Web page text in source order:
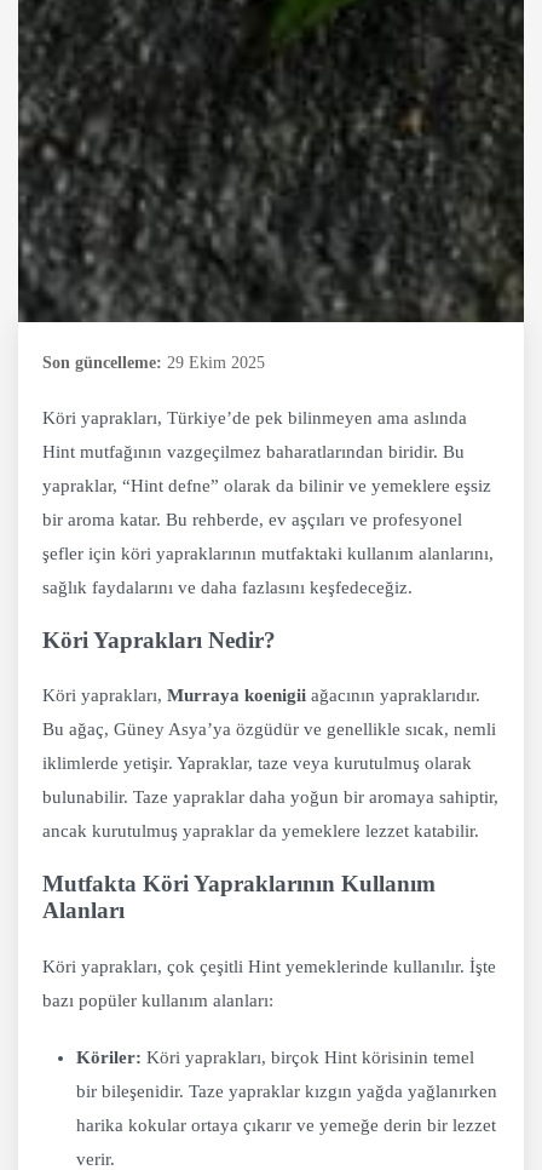
Son güncelleme: 29 Ekim 2025
Köri yaprakları, Türkiye’de pek bilinmeyen ama aslında
Hint mutfağının vazgeçilmez baharatlarından biridir. Bu
yapraklar, “Hint defne” olarak da bilinir ve yemeklere eşsiz
bir aroma katar. Bu rehberde, ev aşçıları ve profesyonel
şefler için köri yapraklarının mutfaktaki kullanım alanlarını,
sağlık faydalarını ve daha fazlasını keşfedeceğiz.
Köri Yaprakları Nedir?
Köri yaprakları, Murraya koenigii ağacının yapraklarıdır.
Bu ağaç, Güney Asya’ya özgüdür ve genellikle sıcak, nemli
iklimlerde yetişir. Yapraklar, taze veya kurutulmuş olarak
bulunabilir. Taze yapraklar daha yoğun bir aromaya sahiptir,
ancak kurutulmuş yapraklar da yemeklere lezzet katabilir.
Mutfakta Köri Yapraklarının Kullanım
Alanları
Köri yaprakları, çok çeşitli Hint yemeklerinde kullanılır. İşte
bazı popüler kullanım alanları:
Köriler: Köri yaprakları, birçok Hint körisinin temel
bir bileşenidir. Taze yapraklar kızgın yağda yağlanırken
harika kokular ortaya çıkarır ve yemeğe derin bir lezzet
verir.